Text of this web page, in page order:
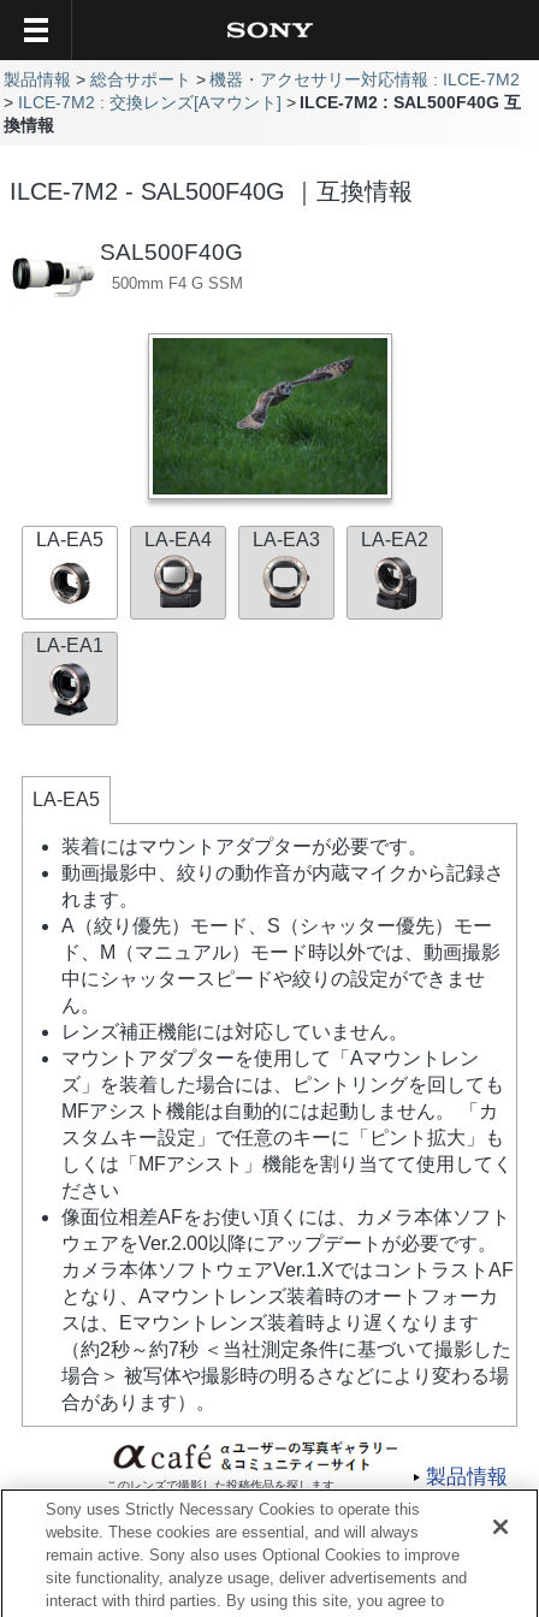
製品情報 総合サポート
機器・アクセサリー対応情報 : ILCE-7M2
ILCE-7M2 : 交換レンズ[Aマウント]
ILCE-7M2 : SAL500F40G 互
換情報
ILCE-7M2 - SAL500F40G ｜互換情報
SAL500F40G
500mm F4 G SSM
LA-EA5 LA-EA4 LA-EA3 LA-EA2
LA-EA1
LA-EA5
装着にはマウントアダプターが必要です。
動画撮影中、絞りの動作音が内蔵マイクから記録さ
れます。
A（絞り優先）モード、S（シャッター優先）モー
ド、M（マニュアル）モード時以外では、動画撮影
中にシャッタースピードや絞りの設定ができませ
ん。
レンズ補正機能には対応していません。
マウントアダプターを使用して「Aマウントレン
ズ」を装着した場合には、ピントリングを回しても
MFアシスト機能は自動的には起動しません。 「カ
スタムキー設定」で任意のキーに「ピント拡大」も
しくは「MFアシスト」機能を割り当てて使用してく
ださい
像面位相差AFをお使い頂くには、カメラ本体ソフト
ウェアをVer.2.00以降にアップデートが必要です。
カメラ本体ソフトウェアVer.1.XではコントラストAF
となり、Aマウントレンズ装着時のオートフォーカ
スは、Eマウントレンズ装着時より遅くなります
（約2秒～約7秒 ＜当社測定条件に基づいて撮影した
場合＞ 被写体や撮影時の明るさなどにより変わる場
合があります）。
このレンズで撮影した投稿作品を探します 製品情報
Sony uses Strictly Necessary Cookies to operate this
website. These cookies are essential, and will always
remain active. Sony also uses Optional Cookies to improve
site functionality, analyze usage, deliver advertisements and
interact with third parties. By using this site, you agree to